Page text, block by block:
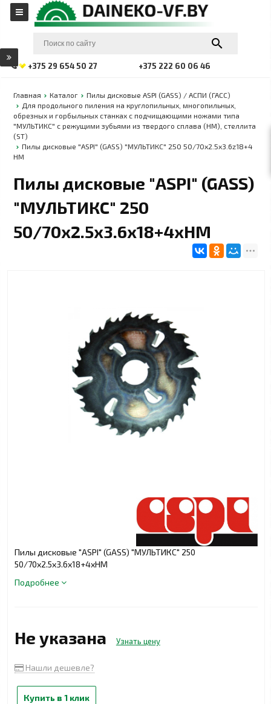
+375 29 654 50 27 +375 222 60 06 46
Главная Каталог
Пилы дисковые ASPI (GASS) / АСПИ (ГАСС)
Для продольного пиления на круглопильных, многопильных,
обрезных и горбыльных станках с подчищающими ножами типа
"МУЛЬТИКС" с режущими зубьями из твердого сплава (HM), стеллита
(ST)
Пилы дисковые "ASPI" (GASS) "МУЛЬТИКС" 250 50/70x2.5x3.6z18+4
HM
Пилы дисковые "ASPI" (GASS)
"МУЛЬТИКС" 250
50/70x2.5x3.6x18+4xHM
Пилы дисковые "ASPI" (GASS) "МУЛЬТИКС" 250
50/70x2.5x3.6x18+4xHM
Подробнее
Не указана Узнать цену
Нашли дешевле?
Купить в 1 клик